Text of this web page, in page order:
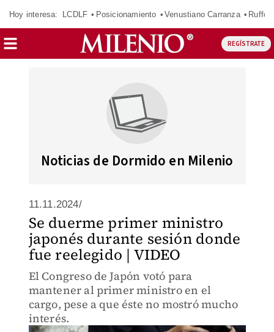
Hoy interesa: LCDLF Posicionamiento Venustiano Carranza Ruffo
REGÍSTRATE
Noticias de Dormido en Milenio
11.11.2024/
Se duerme primer ministro
japonés durante sesión donde
fue reelegido | VIDEO
El Congreso de Japón votó para
mantener al primer ministro en el
cargo, pese a que éste no mostró mucho
interés.